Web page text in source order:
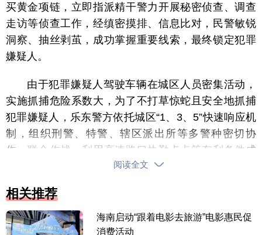
买黄金项链，立即指派精干警力开展秘密侦查、调查
走访等侦查工作，经缜密摸排、信息比对，民警敏锐
洞察、抽丝剥茧，成功掌握重要线索，最终锁定犯罪
嫌疑人。
由于犯罪嫌疑人驾驶车辆在城区人员密集活动，
实施抓捕危险系数大，为了不打草惊蛇且安全地抓捕
犯罪嫌疑人，乐东警方依托城区“1、3、5”快速响应机
制，组织刑警、特警、辖区派出所等多警种密切协
作，联合作战，利用高速路口执勤卡点等有利条件成
功实施抓捕，当场抓获犯罪嫌疑人4名，扣押手机、银
阅读全文
相关推荐
海南启动“跟着电影去旅游”电影惠民促
消费活动